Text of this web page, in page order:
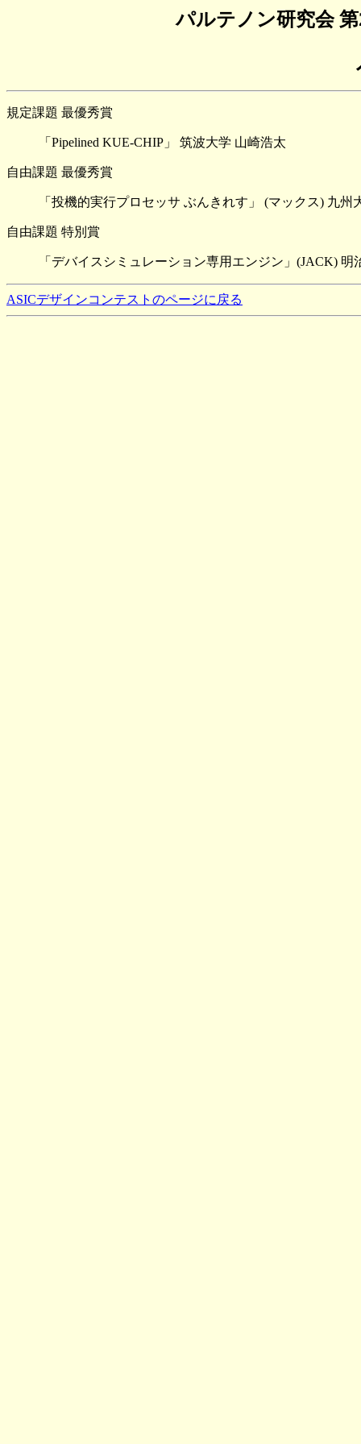
パルテノン研究会
規定課題 最優秀賞
「Pipelined KUE-CHIP」 筑波大学 山崎浩太
自由課題 最優秀賞
「投機的実行プロセッサ ぶんきれす」 (マックス) 九州
自由課題 特別賞
「デバイスシミュレーション専用エンジン」(JACK)
ASICデザインコンテストのページに戻る